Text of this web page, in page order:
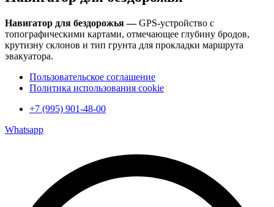
Навигатор для бездорожья —GPS-устройство с
топографическими картами, отмечающее глубину бродов,
крутизну склонов и тип грунта для прокладки маршрута
эвакуатора.
Пользовательское соглашение
Политика использования cookie
+7 (995) 901-48-00
Whatsapp